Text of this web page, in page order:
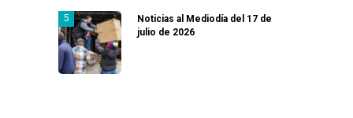
Noticias al Mediodía del 17 de
julio de 2026